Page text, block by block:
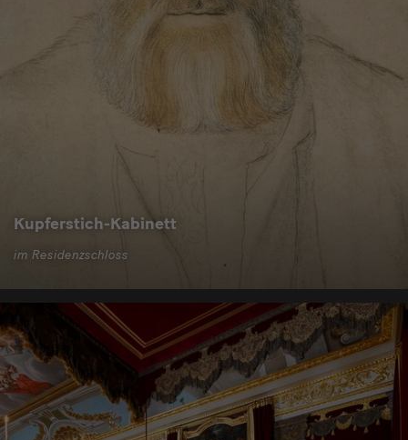
Kupferstich-Kabinett
im Residenzschloss